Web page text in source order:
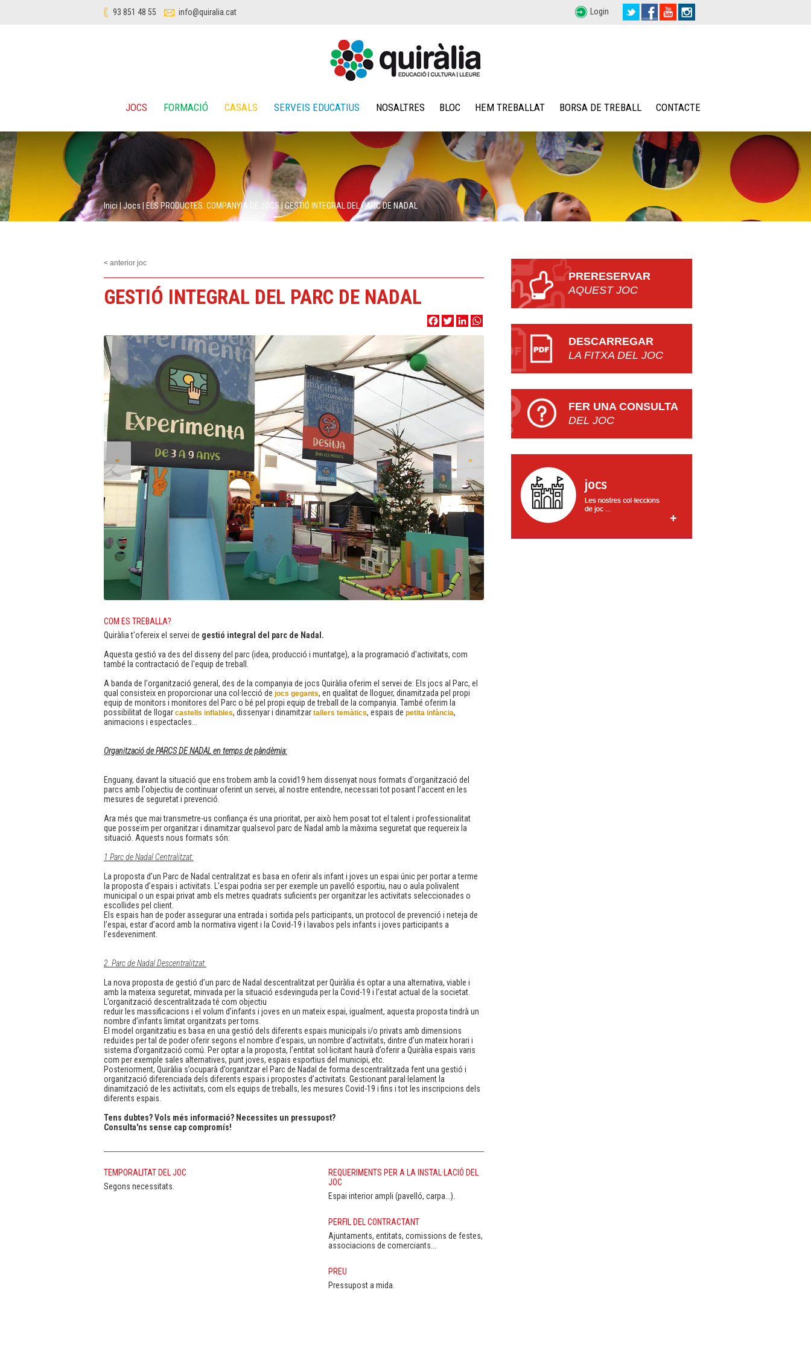
93 851 48 55 info@quiralia.cat Login
JOCS FORMACIÓ CASALS SERVEIS EDUCATIUS NOSALTRES BLOC HEM TREBALLAT BORSA DE TREBALL CONTACTE
Inici|Jocs ELS PRODUCTES. COMPANYIA DE JOCS|GESTIÓ INTEGRAL DEL PARC DE NADAL
< anterior joc
GESTIÓ INTEGRAL DEL PARC DE NADAL
FacebookTwitterLinkedIn
>
<
COM ES TREBALLA?
Quiràlia t'ofereix el servei de gestió integral del parc de Nadal.
Aquesta gestió va des del disseny del parc (idea, producció i muntatge), a la programació d'activitats, com
també la contractació de l'equip de treball.
A banda de l'organització general, des de la companyia de jocs Quiràlia oferim el servei de: Els jocs al Parc, el
qual consisteix en proporcionar una col·lecció de jocs gegants, en qualitat de lloguer, dinamitzada pel propi
equip de monitors i monitores del Parc o bé pel propi equip de treball de la companyia. També oferim la
possibilitat de llogar castells inflables, dissenyar i dinamitzar tallers temàtics, espais de petita infància,
animacions i espectacles...
Organització de PARCS DE NADAL en temps de pàndèmia:
Enguany, davant la situació que ens trobem amb la covid19 hem dissenyat nous formats d'organització del
parcs amb l'objectiu de continuar oferint un servei, al nostre entendre, necessari tot posant l’accent en les
mesures de seguretat i prevenció.
Ara més que mai transmetre-us confiança és una prioritat, per això hem posat tot el talent i professionalitat
que posseïm per organitzar i dinamitzar qualsevol parc de Nadal amb la màxima seguretat que requereix la
situació. Aquests nous formats són:
1 Parc de Nadal Centralitzat:
La proposta d’un Parc de Nadal centralitzat es basa en oferir als infant i joves un espai únic per portar a terme
la proposta d’espais i activitats. L’espai podria ser per exemple un pavelló esportiu, nau o aula polivalent
municipal o un espai privat amb els metres quadrats suficients per organitzar les activitats seleccionades o
escollides pel client.
Els espais han de poder assegurar una entrada i sortida pels participants, un protocol de prevenció i neteja de
l’espai, estar d’acord amb la normativa vigent i la Covid-19 i lavabos pels infants i joves participants a
l’esdeveniment.
2. Parc de Nadal Descentralitzat.
La nova proposta de gestió d’un parc de Nadal descentralitzat per Quiràlia és optar a una alternativa, viable i
amb la mateixa seguretat, minvada per la situació esdevinguda per la Covid-19 i l’estat actual de la societat.
L’organització descentralitzada té com objectiu
reduir les massificacions i el volum d’infants i joves en un mateix espai, igualment, aquesta proposta tindrà un
nombre d’infants limitat organitzats per torns.
El model organitzatiu es basa en una gestió dels diferents espais municipals i/o privats amb dimensions
reduïdes per tal de poder oferir segons el nombre d’espais, un nombre d’activitats, dintre d’un mateix horari i
sistema d’organització comú. Per optar a la proposta, l’entitat sol·licitant haurà d’oferir a Quiràlia espais varis
com per exemple sales alternatives, punt joves, espais esportius del municipi, etc.
Posteriorment, Quiràlia s’ocuparà d’organitzar el Parc de Nadal de forma descentralitzada fent una gestió i
organització diferenciada dels diferents espais i propostes d’activitats. Gestionant paral·lelament la
dinamització de les activitats, com els equips de treballs, les mesures Covid-19 i fins i tot les inscripcions dels
diferents espais.
Tens dubtes? Vols més informació? Necessites un pressupost?
Consulta'ns sense cap compromís!
TEMPORALITAT DEL JOC
Segons necessitats.
REQUERIMENTS PER A LA INSTAL·LACIÓ DEL
JOC
Espai interior ampli (pavelló, carpa...).
PERFIL DEL CONTRACTANT
Ajuntaments, entitats, comissions de festes,
associacions de comerciants...
PREU
Pressupost a mida.
PRERESERVAR
AQUEST JOC
DESCARREGAR
LA FITXA DEL JOC
FER UNA CONSULTA
DEL JOC